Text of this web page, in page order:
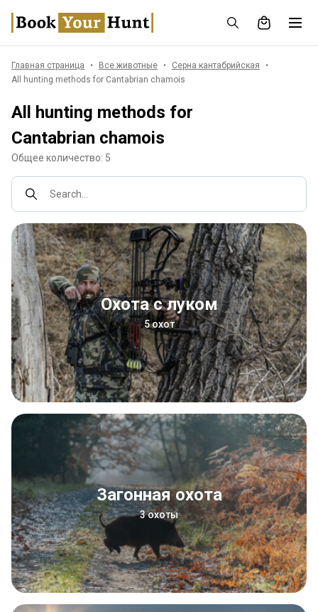
Главная страница Все животные
Серна кантабрийская
All hunting methods for Cantabrian chamois
All hunting methods for
Cantabrian chamois
Общее количество: 5
Search...
Охота с луком
5 охот
Загонная охота
3 охоты